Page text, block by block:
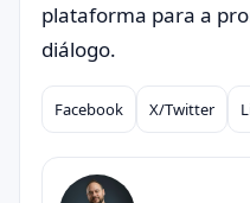
plataforma para a
diálogo.
Compartilhar
Facebook X/Twitter